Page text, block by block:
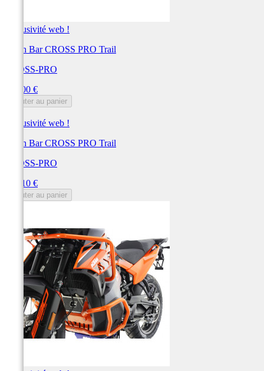
Exclusivité web !
Crash Bar CROSS PRO Trail
CROSS-PRO
284,00 €
Ajouter au panier
Exclusivité web !
Crash Bar CROSS PRO Trail
CROSS-PRO
283,10 €
Ajouter au panier